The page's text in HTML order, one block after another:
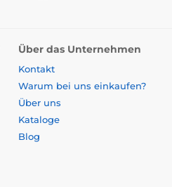
Über das Unternehmen
Kontakt
Warum bei uns einkaufen?
Über uns
Kataloge
Blog